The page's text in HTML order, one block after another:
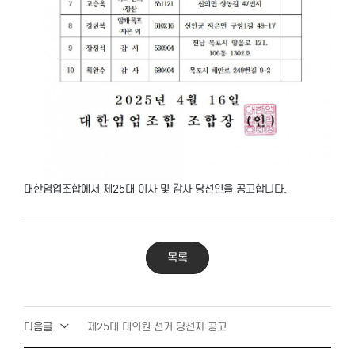
대한염업조합에서 제25대 이사 및 감사 당선인을 공고합니다.
목록
다음글 제25대 대의원 선거 당선자 공고